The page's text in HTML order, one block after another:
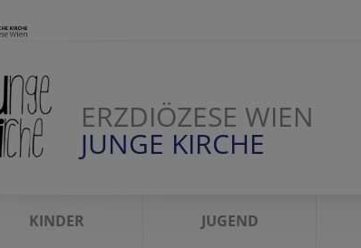
ERZDIÖZESE WIEN
JUNGE KIRCHE
KINDER JUGEND